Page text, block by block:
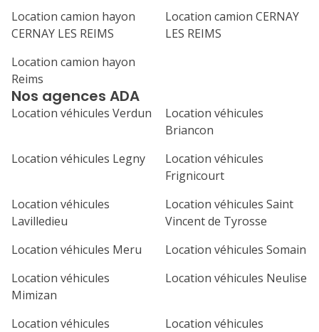
21 22 23 24 25
Nos agences ADA
Location véhicules Verdun
Location véhicules
Briancon
Location véhicules Legny
Location véhicules
Frignicourt
Location véhicules
Lavilledieu
Location véhicules Saint
Vincent de Tyrosse
Location véhicules Meru
Location véhicules Somain
Location véhicules
Mimizan
Location véhicules Neulise
Location véhicules
Location véhicules
Location camion hayon
CERNAY LES REIMS
Location camion CERNAY
LES REIMS
Location camion hayon
Reims